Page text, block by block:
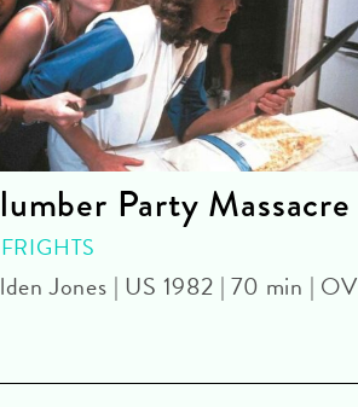
Party Massacre
Jones | US 1982 | 70 min | OV